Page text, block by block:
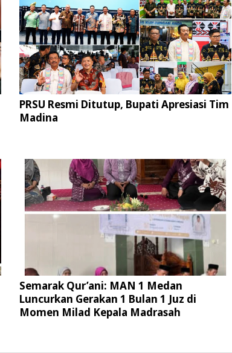
PRSU Resmi Ditutup, Bupati Apresiasi Tim
Madina
Semarak Qur’ani: MAN 1 Medan
Luncurkan Gerakan 1 Bulan 1 Juz di
Momen Milad Kepala Madrasah